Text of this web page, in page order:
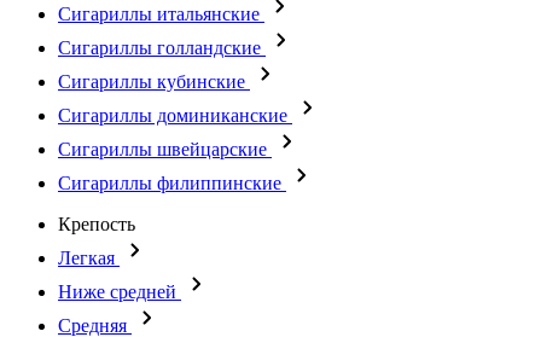
Сигариллы итальянские
Сигариллы голландские
Сигариллы кубинские
Сигариллы доминиканские
Сигариллы швейцарские
Сигариллы филиппинские
Крепость
Легкая
Ниже средней
Средняя